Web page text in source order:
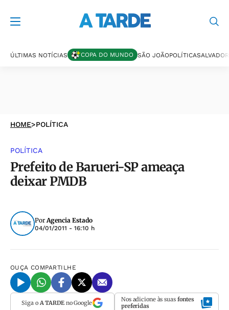
ÚLTIMAS NOTÍCIAS COPA DO MUNDO SÃO JOÃOPOLÍTICASALVADOR
HOME>POLÍTICA
POLÍTICA
Prefeito de Barueri-SP ameaça
deixar PMDB
PorAgencia Estado
04/01/2011 - 16:10 h
OUÇA COMPARTILHE
Siga o A TARDEno Google Nos adicione às suas fontes
preferidas